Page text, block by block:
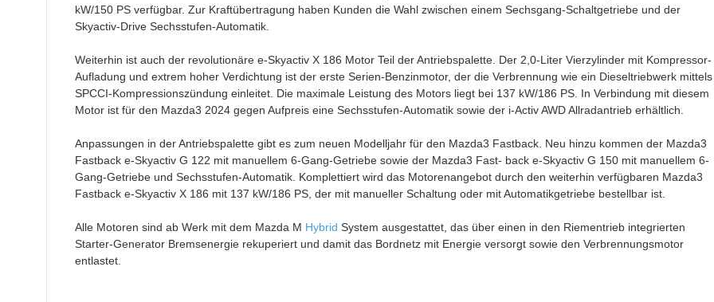
kW/150 PS verfügbar. Zur Kraftübertragung haben Kunden die Wahl zwischen einem Sechsgang-Schaltgetriebe und der
Skyactiv-Drive Sechsstufen-Automatik.
Weiterhin ist auch der revolutionäre e-Skyactiv X 186 Motor Teil der Antriebspalette. Der 2,0-Liter Vierzylinder mit Kompressor-
Aufladung und extrem hoher Verdichtung ist der erste Serien-Benzinmotor, der die Verbrennung wie ein Dieseltriebwerk mittels
SPCCI-Kompressionszündung einleitet. Die maximale Leistung des Motors liegt bei 137 kW/186 PS. In Verbindung mit diesem
Motor ist für den Mazda3 2024 gegen Aufpreis eine Sechsstufen-Automatik sowie der i-Activ AWD Allradantrieb erhältlich.
Anpassungen in der Antriebspalette gibt es zum neuen Modelljahr für den Mazda3 Fastback. Neu hinzu kommen der Mazda3
Fastback e-Skyactiv G 122 mit manuellem 6-Gang-Getriebe sowie der Mazda3 Fast- back e-Skyactiv G 150 mit manuellem 6-
Gang-Getriebe und Sechsstufen-Automatik. Komplettiert wird das Motorenangebot durch den weiterhin verfügbaren Mazda3
Fastback e-Skyactiv X 186 mit 137 kW/186 PS, der mit manueller Schaltung oder mit Automatikgetriebe bestellbar ist.
Alle Motoren sind ab Werk mit dem Mazda M Hybrid System ausgestattet, das über einen in den Riementrieb integrierten
Starter-Generator Bremsenergie rekuperiert und damit das Bordnetz mit Energie versorgt sowie den Verbrennungsmotor
entlastet.